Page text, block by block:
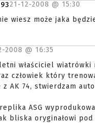
21-12-2008 @ 15:30
wiesz może jaka
2008 @ 16:35
właściciel wiatrówki
człowiek który
AK 74, stwierdzam
ASG
bliska oryginałowi